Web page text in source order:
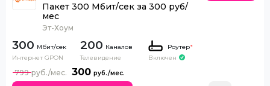
Пакет 300 Мбит/сек за 300 руб/
мес
Эт-Хоум
300
Интернет GPON
200 Каналов
Телевидение
Роутер*
Включен
300
799